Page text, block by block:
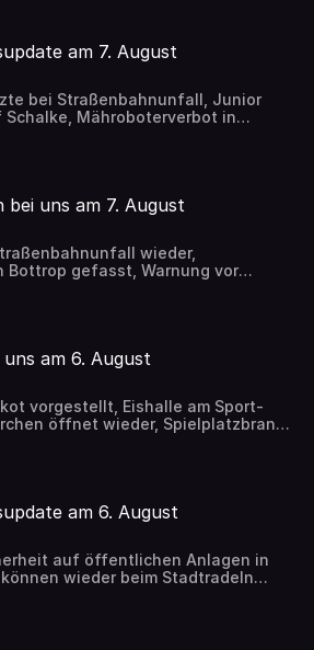
am 7. August
bei Straßenbahnunfall, Junior
Schalke, Mähroboterverbot in
bei uns am 7. August
wieder,
Bottrop gefasst, Warnung vor
Glasfaserausbau
uns am 6. August
vorgestellt, Eishalle am Sport-
öffnet wieder, Spielplatzbrand
Brandstiftung, Schwerer
am 6. August
auf öffentlichen Anlagen in
wieder beim Stadtradeln
Auswärtstrikot